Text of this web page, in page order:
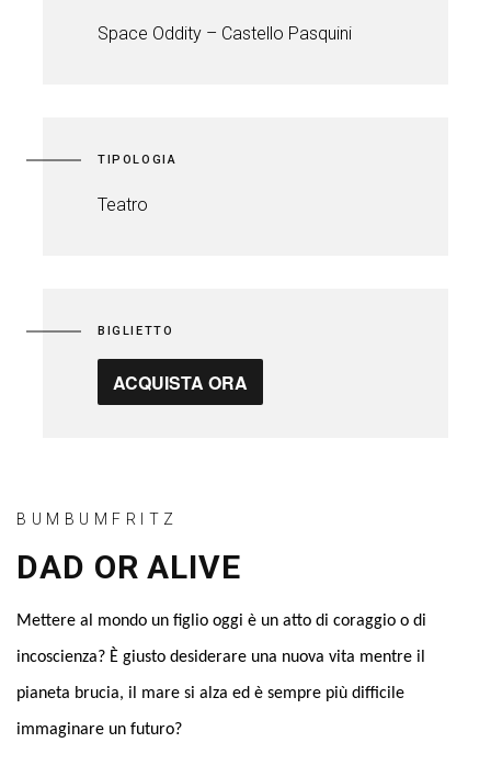
Space Oddity – Castello Pasquini
TIPOLOGIA
Teatro
BIGLIETTO
ACQUISTA ORA
BUMBUMFRITZ
DAD OR ALIVE
Mettere al mondo un figlio oggi è un atto di coraggio o di
incoscienza? È giusto desiderare una nuova vita mentre il
pianeta brucia, il mare si alza ed è sempre più difficile
immaginare un futuro?